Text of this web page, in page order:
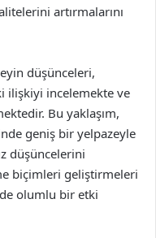
artırmalarını
düşünceleri,
ilişkiyi incelemekte ve
Bu yaklaşım,
geniş bir yelpazeyle
düşüncelerini
biçimleri geliştirmeleri
olumlu bir etki